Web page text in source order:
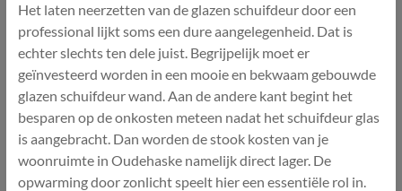
Het laten neerzetten van de glazen schuifdeur door een
professional lijkt soms een dure aangelegenheid. Dat is
echter slechts ten dele juist. Begrijpelijk moet er
geïnvesteerd worden in een mooie en bekwaam gebouwde
glazen schuifdeur wand. Aan de andere kant begint het
besparen op de onkosten meteen nadat het schuifdeur glas
is aangebracht. Dan worden de stook kosten van je
woonruimte in Oudehaske namelijk direct lager. De
opwarming door zonlicht speelt hier een essentiële rol in.